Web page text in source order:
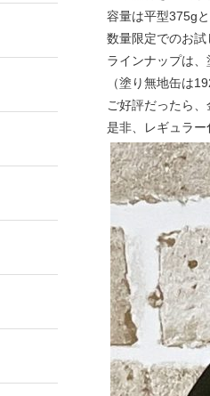
容量は平型375g
数量限定でのお試
ラインナップは、
（塗り無地缶は
ご好評だったら
是非、レギュラ